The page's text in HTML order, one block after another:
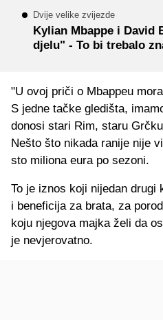
Dvije velike zvijezde
Kylian Mbappe i David
djelu" - To bi trebalo
"U ovoj priči o Mbappeu
S jedne tačke gledišta,
donosi stari Rim, staru
Nešto što nikada ranije nije
sto miliona eura po sezoni.
To je iznos koji nijedan drugi
i beneficija za brata, za
koju njegova majka želi da
je nevjerovatno.